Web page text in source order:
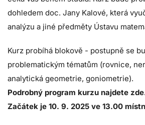
dohledem doc. Jany Kalové, která
analýzu a jiné předměty Ústavu
Kurz probíhá blokově - postupně se
problematickým tématům (rovnice,
analytická geometrie, goniometrie).
Podrobný program kurzu najdete
Začátek je 10. 9. 2025 ve 13.00